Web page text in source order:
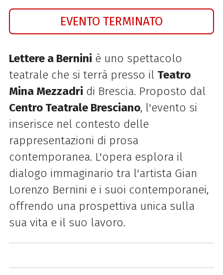
EVENTO TERMINATO
Lettere a Bernini è uno spettacolo
teatrale che si terrà presso il Teatro
Mina Mezzadri di Brescia. Proposto dal
Centro Teatrale Bresciano, l'evento si
inserisce nel contesto delle
rappresentazioni di prosa
contemporanea. L'opera esplora il
dialogo immaginario tra l'artista Gian
Lorenzo Bernini e i suoi contemporanei,
offrendo una prospettiva unica sulla
sua vita e il suo lavoro.